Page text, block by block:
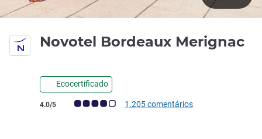
Novotel Bordeaux Merignac4
Ecocertificado
Nota clientes Avis (Classificação ALL)
4.0/5 1.205 comentários